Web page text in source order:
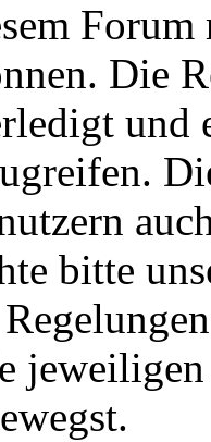
Die
und
bitte